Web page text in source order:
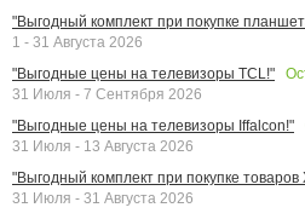
"Выгодный комплект при покупке
1 - 31 Августа 2026
"Выгодные цены на телевизоры TCL!"
31 Июля - 7 Сентября 2026
"Выгодные цены на телевизоры Iffalcon!"
31 Июля - 13 Августа 2026
"Выгодный комплект при покупке товаров
31 Июля - 31 Августа 2026